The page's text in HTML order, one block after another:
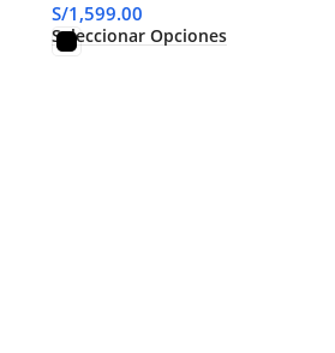
S/1,599.00
Seleccionar Opciones